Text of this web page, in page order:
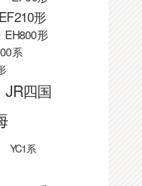
形
EH800形
系
JR四国
YC1系